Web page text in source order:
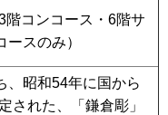
コンコース・6階サ
スのみ）
、昭和54年に国から
された、「鎌倉彫」